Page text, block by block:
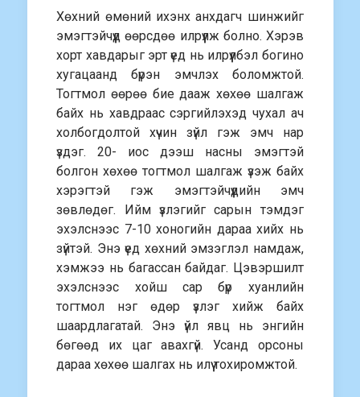
Хөхний өмөний ихэнх анхдагч шинжийг
эмэгтэйчүүд өөрсдөө илрүүлж болно. Хэрэв
хорт хавдарыг эрт үед нь илрүүлбэл богино
хугацаанд бүрэн эмчлэх боломжтой.
Тогтмол өөрөө бие дааж хөхөө шалгаж
байх нь хавдраас сэргийлэхэд чухал ач
холбогдолтой хүчин зүйл гэж эмч нар
үздэг. 20- иос дээш насны эмэгтэй
болгон хөхөө тогтмол шалгаж үзэж байх
хэрэгтэй гэж эмэгтэйчүүдийн эмч
зөвлөдөг. Ийм үзлэгийг сарын тэмдэг
эхэлснээс 7-10 хоногийн дараа хийх нь
зүйтэй. Энэ үед хөхний эмзэглэл намдаж,
хэмжээ нь багассан байдаг. Цэвэршилт
эхэлснээс хойш сар бүр хуанлийн
тогтмол нэг өдөр үзлэг хийж байх
шаардлагатай. Энэ үйл явц нь энгийн
бөгөөд их цаг авахгүй. Усанд орсоны
дараа хөхөө шалгах нь илүү тохиромжтой.